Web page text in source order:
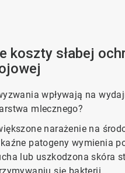
koszty słabej
wpływają na
mlecznego?
narażenie na
patogeny wymienia
lub uszkodzona skóra